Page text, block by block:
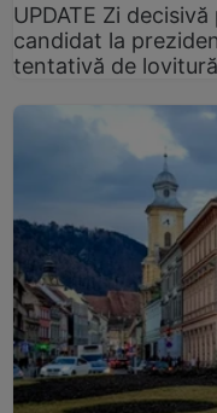
UPDATE Zi
candidat la
tentativă de